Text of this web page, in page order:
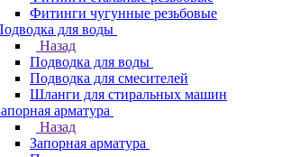
Фитинги чугунные резьбовые
для воды
Назад
Подводка для воды
Подводка для смесителей
Шланги для стиральных машин
арматура
Назад
Запорная арматура